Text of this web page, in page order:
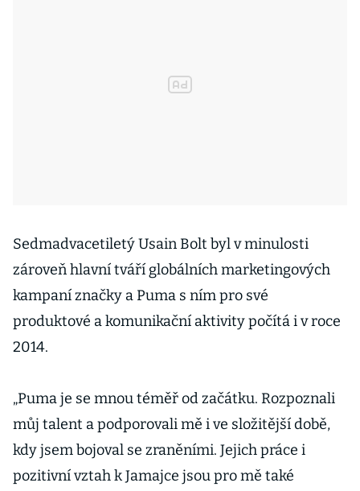
Sedmadvacetiletý Usain Bolt byl v minulosti
zároveň hlavní tváří globálních marketingových
kampaní značky a Puma s ním pro své
produktové a komunikační aktivity počítá i v roce
2014.
„Puma je se mnou téměř od začátku. Rozpoznali
můj talent a podporovali mě i ve složitější době,
kdy jsem bojoval se zraněními. Jejich práce i
pozitivní vztah k Jamajce jsou pro mě také